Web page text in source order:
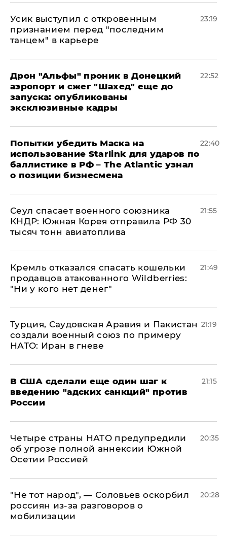
Усик выступил с откровенным
признанием перед "последним
танцем" в карьере
23:19
Дрон "Альфы" проник в Донецкий
аэропорт и сжег "Шахед" еще до
запуска: опубликованы
эксклюзивные кадры
22:52
Попытки убедить Маска на
использование Starlink для ударов по
баллистике в РФ – The Atlantic узнал
о позиции бизнесмена
22:40
​Сеул спасает военного союзника
КНДР: Южная Корея отправила РФ 30
тысяч тонн авиатоплива
21:55
Кремль отказался спасать кошельки
продавцов атакованного Wildberries:
"Ни у кого нет денег"
21:49
Турция, Саудовская Аравия и Пакистан
создали военный союз по примеру
НАТО: Иран в гневе
21:19
В США сделали еще один шаг к
введению "адских санкций" против
России
21:15
Четыре страны НАТО предупредили
об угрозе полной аннексии Южной
Осетии Россией
20:35
​"Не тот народ", — Соловьев оскорбил
россиян из-за разговоров о
мобилизации
20:28